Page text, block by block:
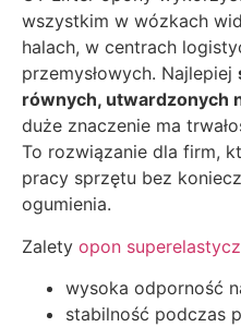
wszystkim w wózkach
halach, w centrach
przemysłowych. Najlepiej
równych, utwardzonych
duże znaczenie ma
To rozwiązanie dla firm,
pracy sprzętu bez
ogumienia.
Zalety opon
wysoka odporność
stabilność podczas